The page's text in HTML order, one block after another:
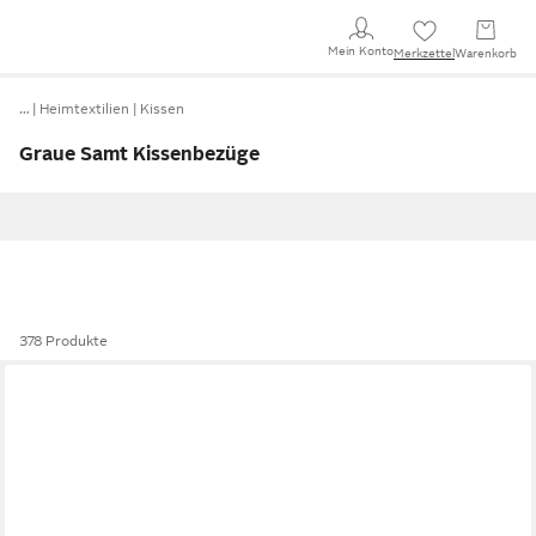
Mein KontoMerkzettel Warenkorb
… Heimtextilien Kissen
Graue Samt Kissenbezüge
378 Produkte